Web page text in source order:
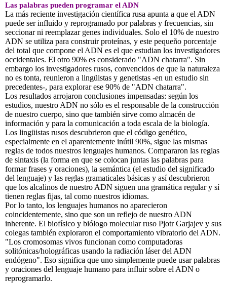
Las palabras pueden programar el ADN
La más reciente investigación científica rusa apunta a que el ADN
puede ser influido y reprogramado por palabras y frecuencias, sin
seccionar ni reemplazar genes individuales. Solo el 10% de nuestro
ADN se utiliza para construir proteínas, y este pequeño porcentaje
del total que compone el ADN es el que estudian los investigadores
occidentales. El otro 90% es considerado "ADN chatarra". Sin
embargo los investigadores rusos, convencidos de que la naturaleza
no es tonta, reunieron a lingüistas y genetistas -en un estudio sin
precedentes-, para explorar ese 90% de "ADN chatarra".
Los resultados arrojaron conclusiones impensadas: según los
estudios, nuestro ADN no sólo es el responsable de la construcción
de nuestro cuerpo, sino que también sirve como almacén de
información y para la comunicación a toda escala de la biología.
Los lingüistas rusos descubrieron que el código genético,
especialmente en el aparentemente inútil 90%, sigue las mismas
reglas de todos nuestros lenguajes humanos. Compararon las reglas
de sintaxis (la forma en que se colocan juntas las palabras para
formar frases y oraciones), la semántica (el estudio del significado
del lenguaje) y las reglas gramaticales básicas y así descubrieron
que los alcalinos de nuestro ADN siguen una gramática regular y sí
tienen reglas fijas, tal como nuestros idiomas.
Por lo tanto, los lenguajes humanos no aparecieron
coincidentemente, sino que son un reflejo de nuestro ADN
inherente. El biofísico y biólogo molecular ruso Pjotr Garjajev y sus
colegas también exploraron el comportamiento vibratorio del ADN.
"Los cromosomas vivos funcionan como computadoras
solitónicas/holográficas usando la radiación láser del ADN
endógeno". Eso significa que uno simplemente puede usar palabras
y oraciones del lenguaje humano para influir sobre el ADN o
reprogramarlo.